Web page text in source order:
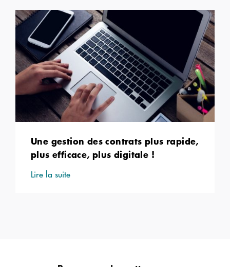
Une gestion des contrats plus rapide,
plus efficace, plus digitale !
Lire la suite